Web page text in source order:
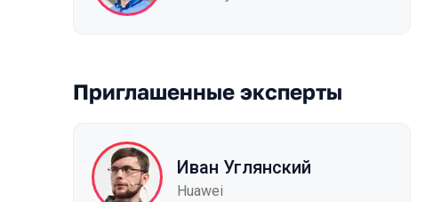
Приглашенные эксперты
Иван Углянский
Huawei